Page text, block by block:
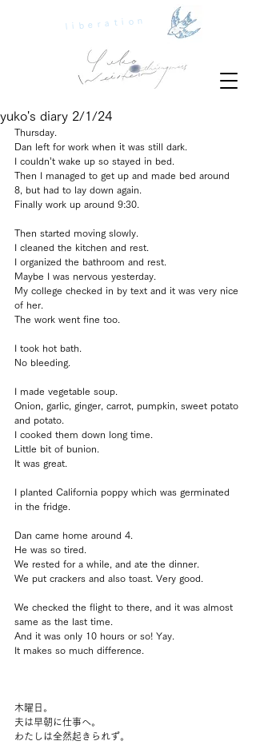
liberation
yuko's diary 2/1/24
Thursday.
Dan left for work when it was still dark.
I couldn’t wake up so stayed in bed.
Then I managed to get up and made bed around
8, but had to lay down again.
Finally work up around 9:30.
Then started moving slowly.
I cleaned the kitchen and rest.
I organized the bathroom and rest.
Maybe I was nervous yesterday.
My college checked in by text and it was very nice
of her.
The work went fine too.
I took hot bath.
No bleeding.
I made vegetable soup.
Onion, garlic, ginger, carrot, pumpkin, sweet potato
and potato.
I cooked them down long time.
Little bit of bunion.
It was great.
I planted California poppy which was germinated
in the fridge.
Dan came home around 4.
He was so tired.
We rested for a while, and ate the dinner.
We put crackers and also toast. Very good.
We checked the flight to there, and it was almost
same as the last time.
And it was only 10 hours or so! Yay.
It makes so much difference.
木曜日。
夫は早朝に仕事へ。
わたしは全然起きられず。